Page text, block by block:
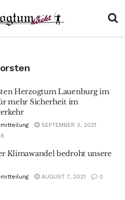
Herzogtum Lauenburg im
mehr Sicherheit im
SEPTEMBER 3, 2021
Klimawandel bedroht unsere
AUGUST 7, 2021
0